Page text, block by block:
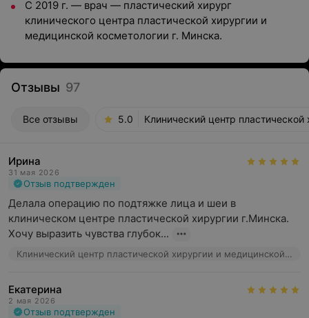
С 2019 г. — врач — пластический хирург
клинического центра пластической хирургии и
медицинской косметологии г. Минска.
Отзывы 97
Все отзывы 5.0 Клинический центр
Ирина
31 мая 2026
Отзыв подтвержден
Делала операцию по подтяжке лица и шеи в
клиническом центре пластической хирургии г.Минска.
Хочу выразить чувства глубок...
Клинический центр пластической хирургии и медицинской косметологии, ул. Маяковского, 31
Екатерина
2 мая 2026
Отзыв подтвержден